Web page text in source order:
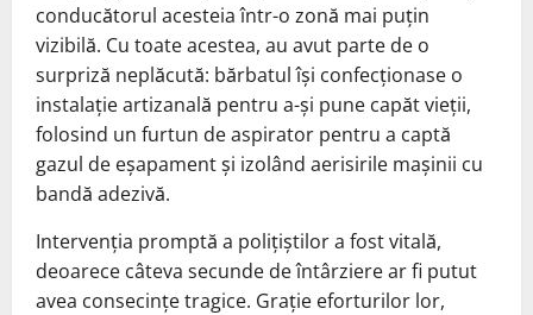
conducătorul acesteia într-o zonă mai puțin
vizibilă. Cu toate acestea, au avut parte de o
surpriză neplăcută: bărbatul își confecționase o
instalație artizanală pentru a-și pune capăt vieții,
folosind un furtun de aspirator pentru a captă
gazul de eșapament și izolând aerisirile mașinii cu
bandă adezivă.
Intervenția promptă a polițiștilor a fost vitală,
deoarece câteva secunde de întârziere ar fi putut
avea consecințe tragice. Grație eforturilor lor,